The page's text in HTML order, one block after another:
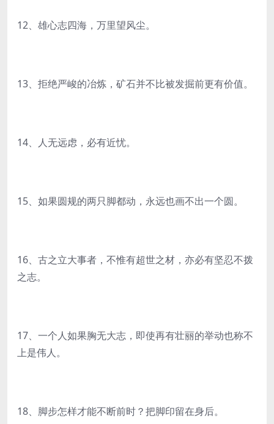
12、雄心志四海，万里望风尘。
13、拒绝严峻的冶炼，矿石并不比被发掘前更有价值。
14、人无远虑，必有近忧。
15、如果圆规的两只脚都动，永远也画不出一个圆。
16、古之立大事者，不惟有超世之材，亦必有坚忍不拨
之志。
17、一个人如果胸无大志，即使再有壮丽的举动也称不
上是伟人。
18、脚步怎样才能不断前时？把脚印留在身后。